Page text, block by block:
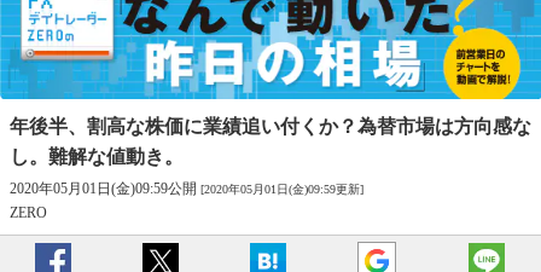
年後半、割高な株価に業績追い付くか？為替市場は方向感な
し。難解な値動き。
2020年05月01日(金)09:59公開 [2020年05月01日(金)09:59更新]
ZERO